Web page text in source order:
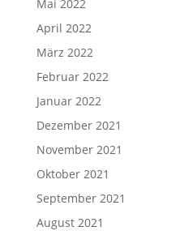
Mai 2022
April 2022
März 2022
Februar 2022
Januar 2022
Dezember 2021
November 2021
Oktober 2021
September 2021
August 2021